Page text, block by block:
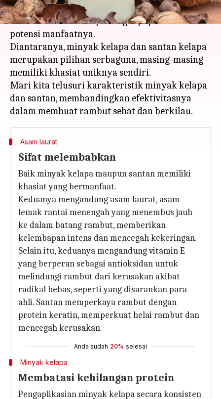
Dalam hal perawatan rambut alami, produk
berbahan dasar kelapa sangat populer karena
potensi manfaatnya.
Diantaranya, minyak kelapa dan santan kelapa
merupakan pilihan serbaguna, masing-masing
memiliki khasiat uniknya sendiri.
Mari kita telusuri karakteristik minyak kelapa
dan santan, membandingkan efektivitasnya
Asam laurat
Sifat melembabkan
Baik minyak kelapa maupun santan memiliki
khasiat yang bermanfaat.
Keduanya mengandung asam laurat, asam
lemak rantai menengah yang menembus jauh
ke dalam batang rambut, memberikan
kelembapan intens dan mencegah kekeringan.
Selain itu, keduanya mengandung vitamin E
yang berperan sebagai antioksidan untuk
melindungi rambut dari kerusakan akibat
radikal bebas, seperti yang disarankan para
ahli. Santan memperkaya rambut dengan
protein keratin, memperkuat helai rambut dan
mencegah kerusakan.
Anda sudah 20% selesai
Minyak kelapa
Membatasi kehilangan protein
Pengaplikasian minyak kelapa secara konsisten